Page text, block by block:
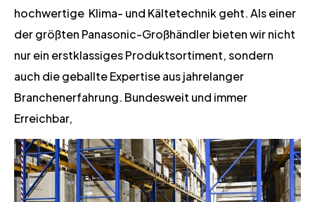
hochwertige Klima- und Kältetechnik geht. Als einer
der größten Panasonic-Großhändler bieten wir nicht
nur ein erstklassiges Produktsortiment, sondern
auch die geballte Expertise aus jahrelanger
Branchenerfahrung. Bundesweit und immer
Erreichbar,